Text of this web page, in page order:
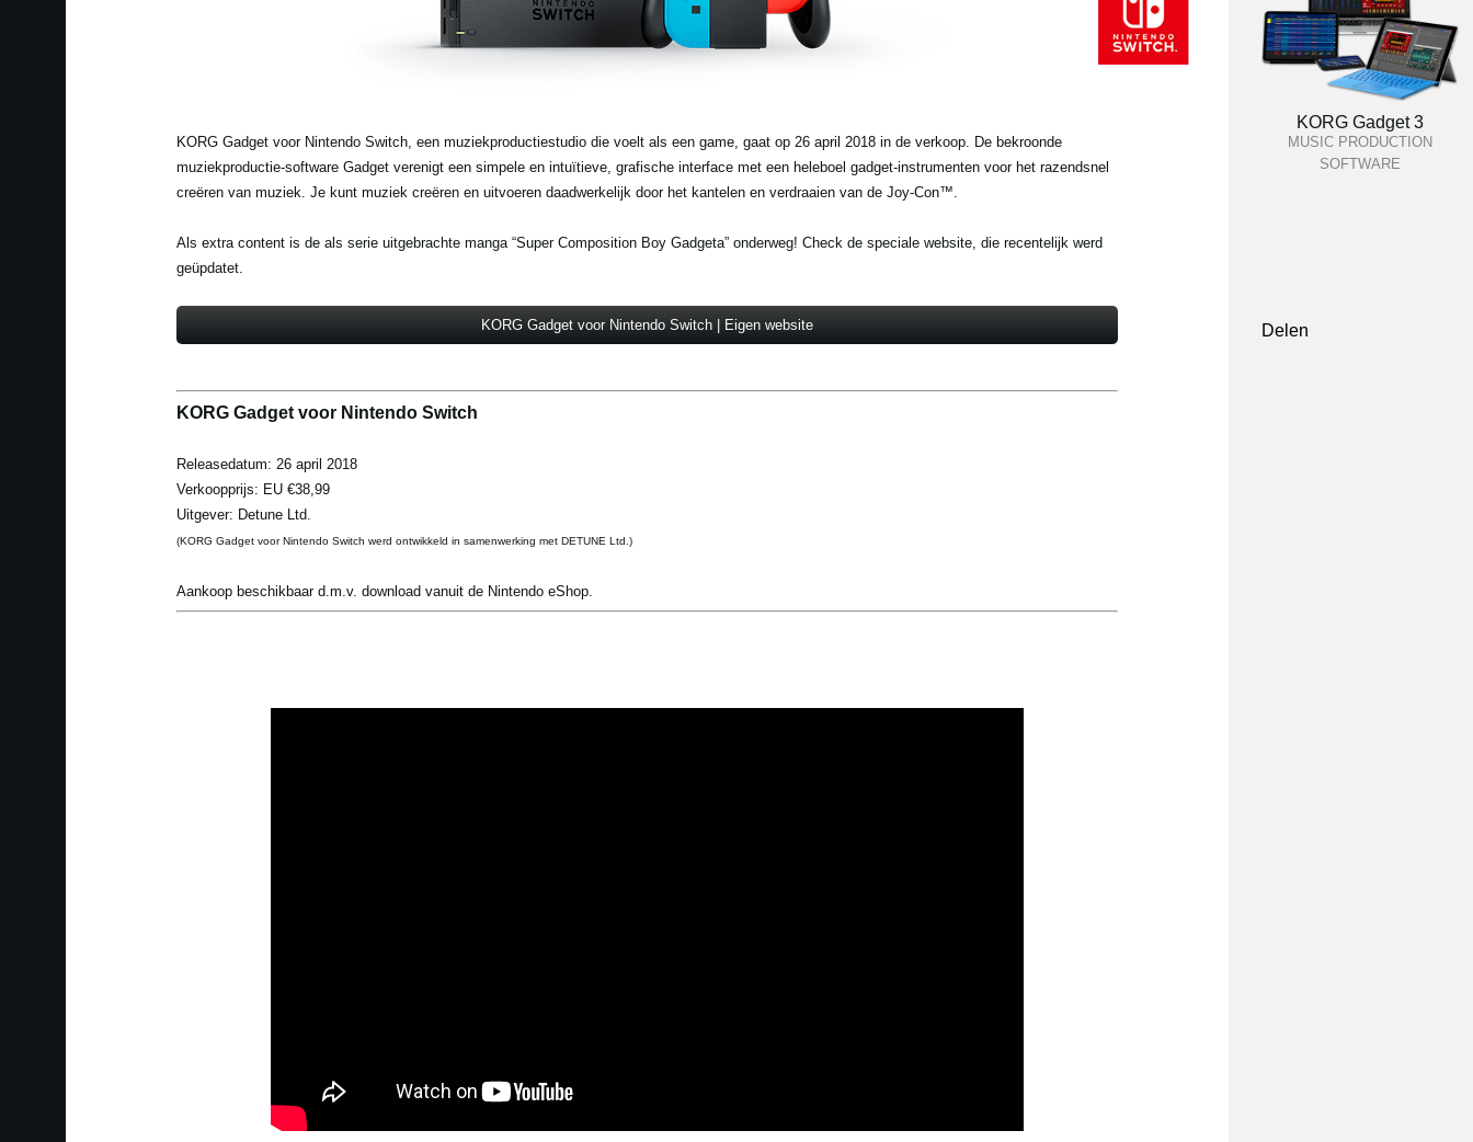
KORG Gadget voor Nintendo Switch, een muziekproductiestudio die voelt als een game, gaat op 26 april 2018 in de verkoop. De bekroonde
muziekproductie-software Gadget verenigt een simpele en intuïtieve, grafische interface met een heleboel gadget-instrumenten voor het razendsnel
creëren van muziek. Je kunt muziek creëren en uitvoeren daadwerkelijk door het kantelen en verdraaien van de Joy-Con™.
Als extra content is de als serie uitgebrachte manga “Super Composition Boy Gadgeta” onderweg! Check de speciale website, die recentelijk werd
geüpdatet.
KORG Gadget voor Nintendo Switch | Eigen website
KORG Gadget voor Nintendo Switch
Releasedatum: 26 april 2018
Verkoopprijs: EU €38,99
Uitgever: Detune Ltd.
(KORG Gadget voor Nintendo Switch werd ontwikkeld in samenwerking met DETUNE Ltd.)
Aankoop beschikbaar d.m.v. download vanuit de Nintendo eShop.
KORG Gadget 3
MUSIC PRODUCTION
SOFTWARE
Delen